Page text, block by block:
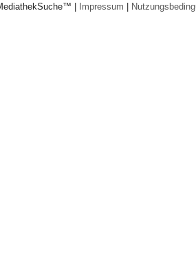
| Impressum |